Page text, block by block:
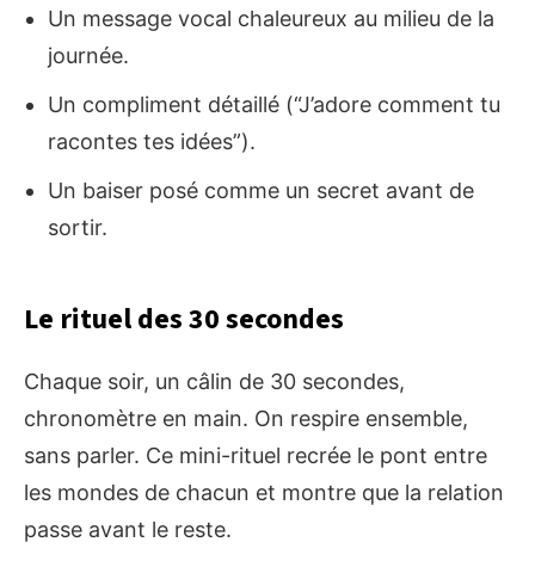
Un message vocal chaleureux au milieu de la
journée.
Un compliment détaillé (“J’adore comment tu
racontes tes idées”).
Un baiser posé comme un secret avant de
sortir.
Le rituel des 30 secondes
Chaque soir, un câlin de 30 secondes,
chronomètre en main. On respire ensemble,
sans parler. Ce mini-rituel recrée le pont entre
les mondes de chacun et montre que la relation
passe avant le reste.